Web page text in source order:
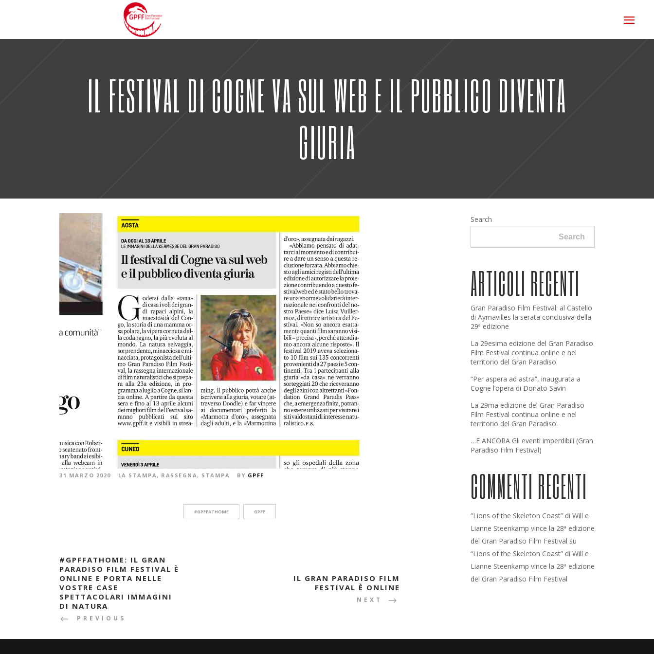
IL FESTIVAL DI COGNE VA SUL WEB E IL PUBBLICO DIVENTA
GIURIA
31 MARZO 2020 LA STAMPA, RASSEGNA, STAMPA BY GPFF
#GPFFATHOME GPFF
#GPFFATHOME: IL GRAN
PARADISO FILM FESTIVAL È
ONLINE E PORTA NELLE
VOSTRE CASE
SPETTACOLARI IMMAGINI
DI NATURA
PREVIOUS
IL GRAN PARADISO FILM
FESTIVAL È ONLINE
NEXT
Search
Search
ARTICOLI RECENTI
Gran Paradiso Film Festival: al Castello
di Aymavilles la serata conclusiva della
29ª edizione
La 29esima edizione del Gran Paradiso
Film Festival continua online e nel
territorio del Gran Paradiso
“Per aspera ad astra”, inaugurata a
Cogne l’opera di Donato Savin
La 29ma edizione del Gran Paradiso
Film Festival continua online e nel
territorio del Gran Paradiso.
…E ANCORA Gli eventi imperdibili (Gran
Paradiso Film Festival)
COMMENTI RECENTI
“Lions of the Skeleton Coast” di Will e
Lianne Steenkamp vince la 28ª edizione
del Gran Paradiso Film Festival su
“Lions of the Skeleton Coast” di Will e
Lianne Steenkamp vince la 28ª edizione
del Gran Paradiso Film Festival